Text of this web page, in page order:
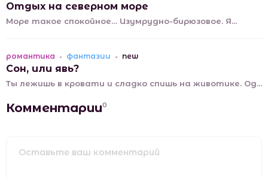
Отдых на северном море
Море такое спокойное… Изумрудно-бирюзовое. Я...
романтика фантазии new
Сон, или явь?
Ты лежишь в кровати и сладко спишь на животике. Од...
Комментарии0